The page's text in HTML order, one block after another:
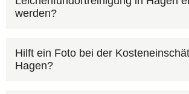
Schildern Sie den Umfang der
erstellen ein unverbindliches
werden?
Ja, die Entsorgung kontaminierter
in unserem Kostenvoranschlag für
Hilft ein Foto bei der
Hagen?